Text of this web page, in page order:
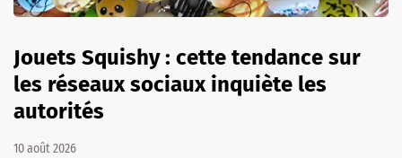
Jouets Squishy : cette tendance sur
les réseaux sociaux inquiète les
autorités
10 août 2026